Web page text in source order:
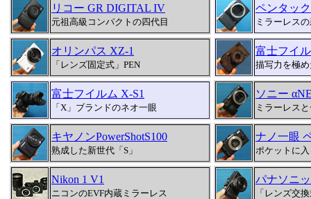
リコー GR DIGITAL IV
元祖高級コンパクトの四代目
ペンタッ
ミラーレス
オリンパス XZ-1
「レンズ固定式」PEN
富士フイ
描写力を極
富士フイルム X-S1
「X」ブランドのネオ一眼
ソニー
ミラーレス
キヤノンPowerShotS100
熟成した新世代「S」
ナノ一眼
ポケットに
Nikon 1 V1
ニコンのEVF内蔵ミラーレス
パナソニ
「レンズ交